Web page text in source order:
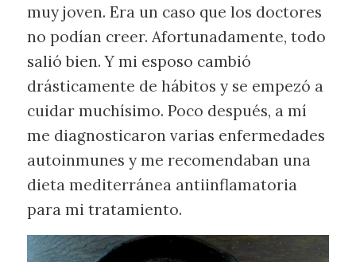
muy joven. Era un caso que los doctores
no podían creer. Afortunadamente, todo
salió bien. Y mi esposo cambió
drásticamente de hábitos y se empezó a
cuidar muchísimo. Poco después, a mí
me diagnosticaron varias enfermedades
autoinmunes y me recomendaban una
dieta mediterránea antiinflamatoria
para mi tratamiento.